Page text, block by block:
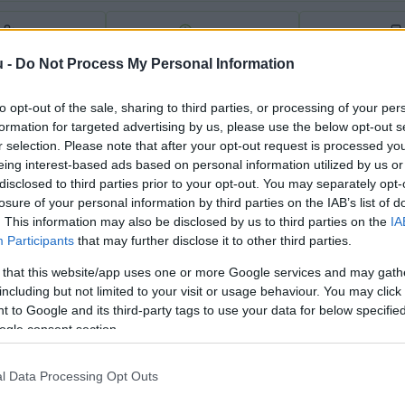
- Do Not Process My Personal Information
opt-out of the sale, sharing to third parties, or processing of your
for targeted advertising by us, please use the below opt-out
selection. Please note that after your opt-out request is processed
interest-based ads based on personal information utilized by us
to third parties prior to your opt-out. You may separately
of your personal information by third parties on the IAB’s list of
This information may also be disclosed by us to third parties on the
Participants that may further disclose it to other third parties.
that this website/app uses one or more Google services and may
but not limited to your visit or usage behaviour. You may
to Google and its third-party tags to use your data for below
consent section.
Data Processing Opt Outs
1perc
pályázata támogatást nyert a
Rózsa
elkészült egy önkiszolgáló, automata podcast